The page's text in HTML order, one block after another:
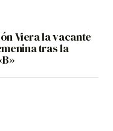
Viera la vacante
tras la